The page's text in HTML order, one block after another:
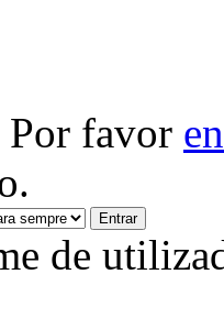
Por favor
de